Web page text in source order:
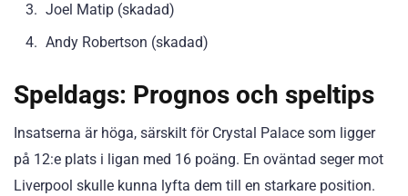
Joel Matip (skadad)
Andy Robertson (skadad)
Speldags: Prognos och speltips
Insatserna är höga, särskilt för Crystal Palace som ligger
på 12:e plats i ligan med 16 poäng. En oväntad seger mot
Liverpool skulle kunna lyfta dem till en starkare position.